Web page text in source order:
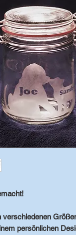
verschiedenen
persönlichen